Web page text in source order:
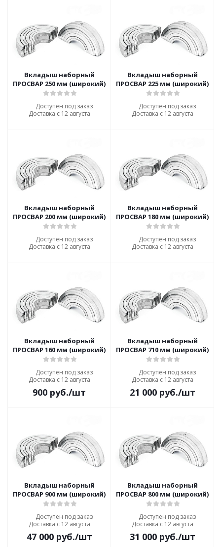
Вкладыш наборный
ПРОСВАР 250 мм (широкий)
Доступен под заказ
Доставка с 12 августа
Вкладыш наборный
ПРОСВАР 225 мм (широкий)
Доступен под заказ
Доставка с 12 августа
Вкладыш наборный
ПРОСВАР 200 мм (широкий)
Доступен под заказ
Доставка с 12 августа
Вкладыш наборный
ПРОСВАР 180 мм (широкий)
Доступен под заказ
Доставка с 12 августа
Вкладыш наборный
ПРОСВАР 160 мм (широкий)
Доступен под заказ
Доставка с 12 августа
900 руб./шт
Вкладыш наборный
ПРОСВАР 710 мм (широкий)
Доступен под заказ
Доставка с 12 августа
21 000руб./шт
Вкладыш наборный
ПРОСВАР 900 мм (широкий)
Доступен под заказ
Доставка с 12 августа
47 000руб./шт
Вкладыш наборный
ПРОСВАР 800 мм (широкий)
Доступен под заказ
Доставка с 12 августа
31 000руб./шт